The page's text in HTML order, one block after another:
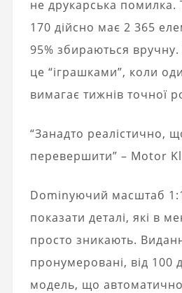
не друкарська
170 дійсно має 2 365
95% збираються
це “іграшками”, коли
вимагає тижнів точної
“Занадто реалістично,
перевершити” – Motor
Dominуючий масштаб
показати деталі, які в
просто зникають.
пронумеровані, від 100
модель, що